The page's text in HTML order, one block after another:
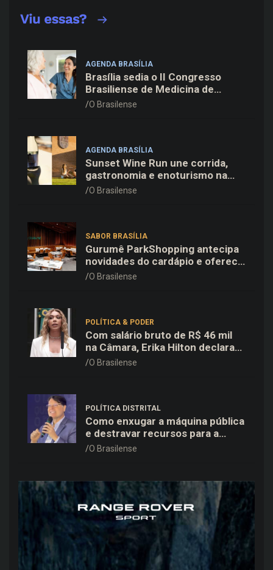
AGENDA BRASÍLIA
Brasília sedia o II Congresso
Brasiliense de Medicina de
Família e Comunidade na Fiocruz
O Brasilense
AGENDA BRASÍLIA
Sunset Wine Run une corrida,
gastronomia e enoturismo na
Vinícola Brasília
O Brasilense
SABOR BRASÍLIA
Gurumê ParkShopping antecipa
novidades do cardápio e oferece
25% de desconto no delivery
O Brasilense
POLÍTICA & PODER
Com salário bruto de R$ 46 mil
na Câmara, Erika Hilton declara
patrimônio de R$ 15,9 mil ao TSE
O Brasilense
POLÍTICA DISTRITAL
Como enxugar a máquina pública
e destravar recursos para a
saúde e educação no DF
O Brasilense